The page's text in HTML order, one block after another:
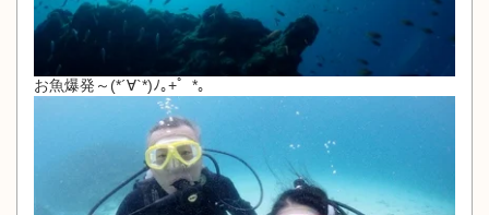
お魚爆発～(*´∀`*)ﾉ｡+゜*｡